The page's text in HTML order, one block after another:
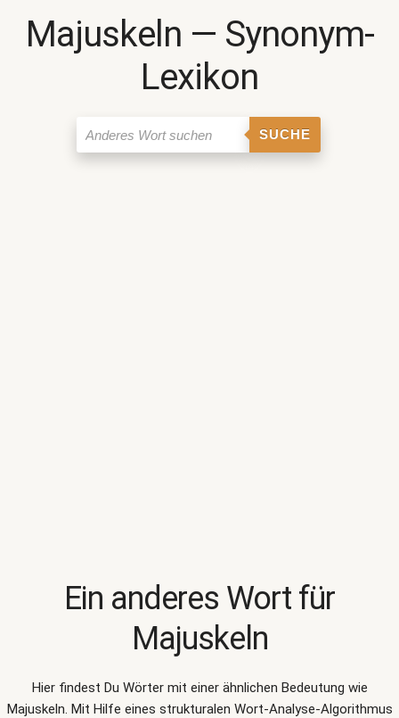
Majuskeln ― Synonym-
Lexikon
SUCHE
Ein anderes Wort für
Majuskeln
Hier findest Du Wörter mit einer ähnlichen Bedeutung wie
Majuskeln. Mit Hilfe eines strukturalen Wort-Analyse-Algorithmus